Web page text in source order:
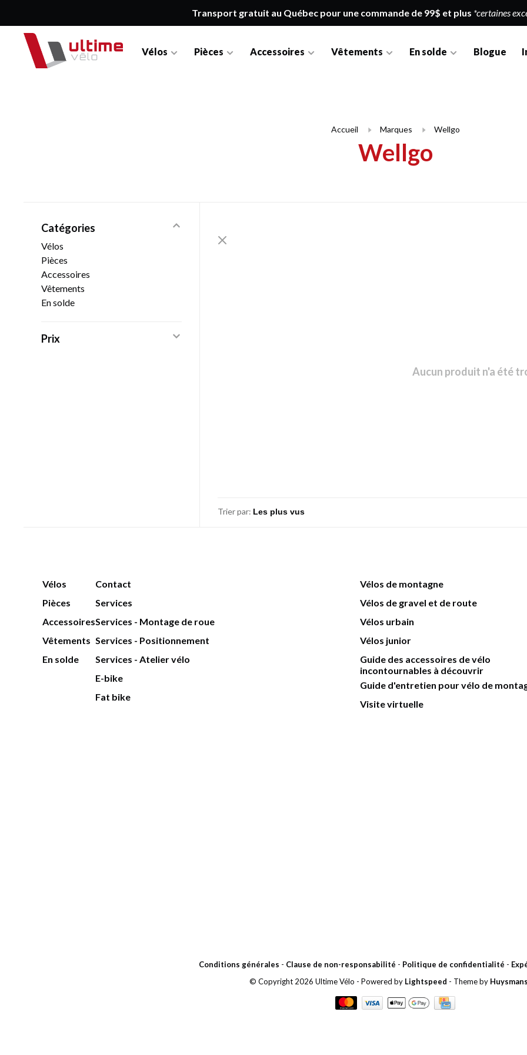
Transport gratuit au Québec pour une commande de 99$ et plus *certaines
Vélos Pièces Accessoires Vêtements En solde Blogue
Accueil Marques Wellgo
Wellgo
Catégories
Vélos
Pièces
Accessoires
Vêtements
En solde
Prix
Aucun produit n'a été
Trier par:
Vélos
Pièces
Accessoires
Vêtements
En solde
Contact
Services
Services - Montage de roue
Services - Positionnement
Services - Atelier vélo
E-bike
Fat bike
Vélos de montagne
Vélos de gravel et de route
Vélos urbain
Vélos junior
Guide des accessoires de vélo
incontournables à découvrir
Guide d'entretien pour vélo de
Visite virtuelle
Conditions générales - Clause de non-responsabilité - Politique de confidentialité -
© Copyright 2026 Ultime Vélo - Powered by Lightspeed - Theme by